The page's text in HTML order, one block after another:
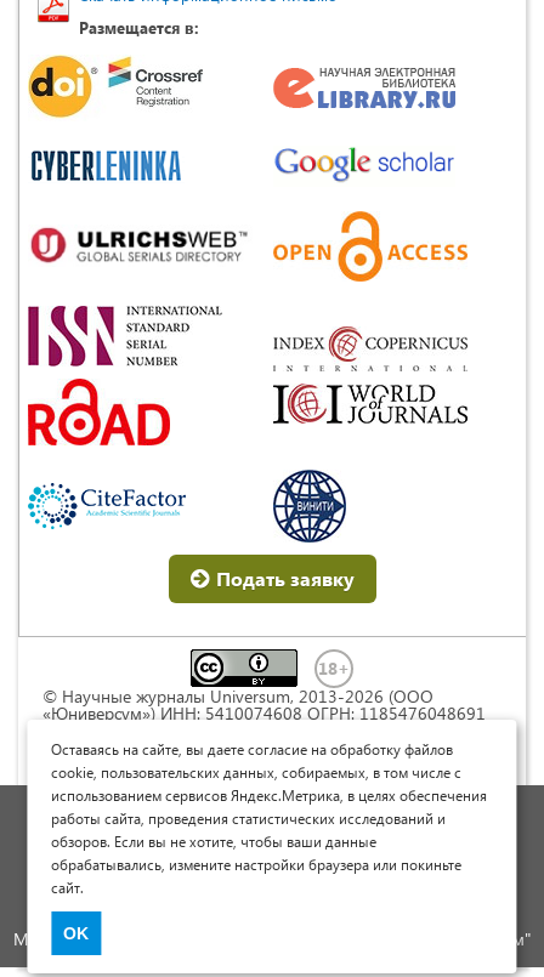
Размещается в:
Подать заявку
© Научные журналы Universum, 2013-2026 (ООО
«Юниверсум») ИНН: 5410074608 ОГРН: 1185476048691
Commons « Attribution» («Атрибуция») 4.0
Непортированная
Политика обработки персональных данных
Договор оферты
Опубликовать научную статью
Международный научно-исследовательский журнал "Юниверсум"
Оставаясь на сайте, вы даете согласие на обработку файлов
cookie, пользовательских данных, собираемых, в том числе с
использованием сервисов Яндекс.Метрика, в целях обеспечения
работы сайта, проведения статистических исследований и
обзоров. Если вы не хотите, чтобы ваши данные
обрабатывались, измените настройки браузера или покиньте
сайт.
OK